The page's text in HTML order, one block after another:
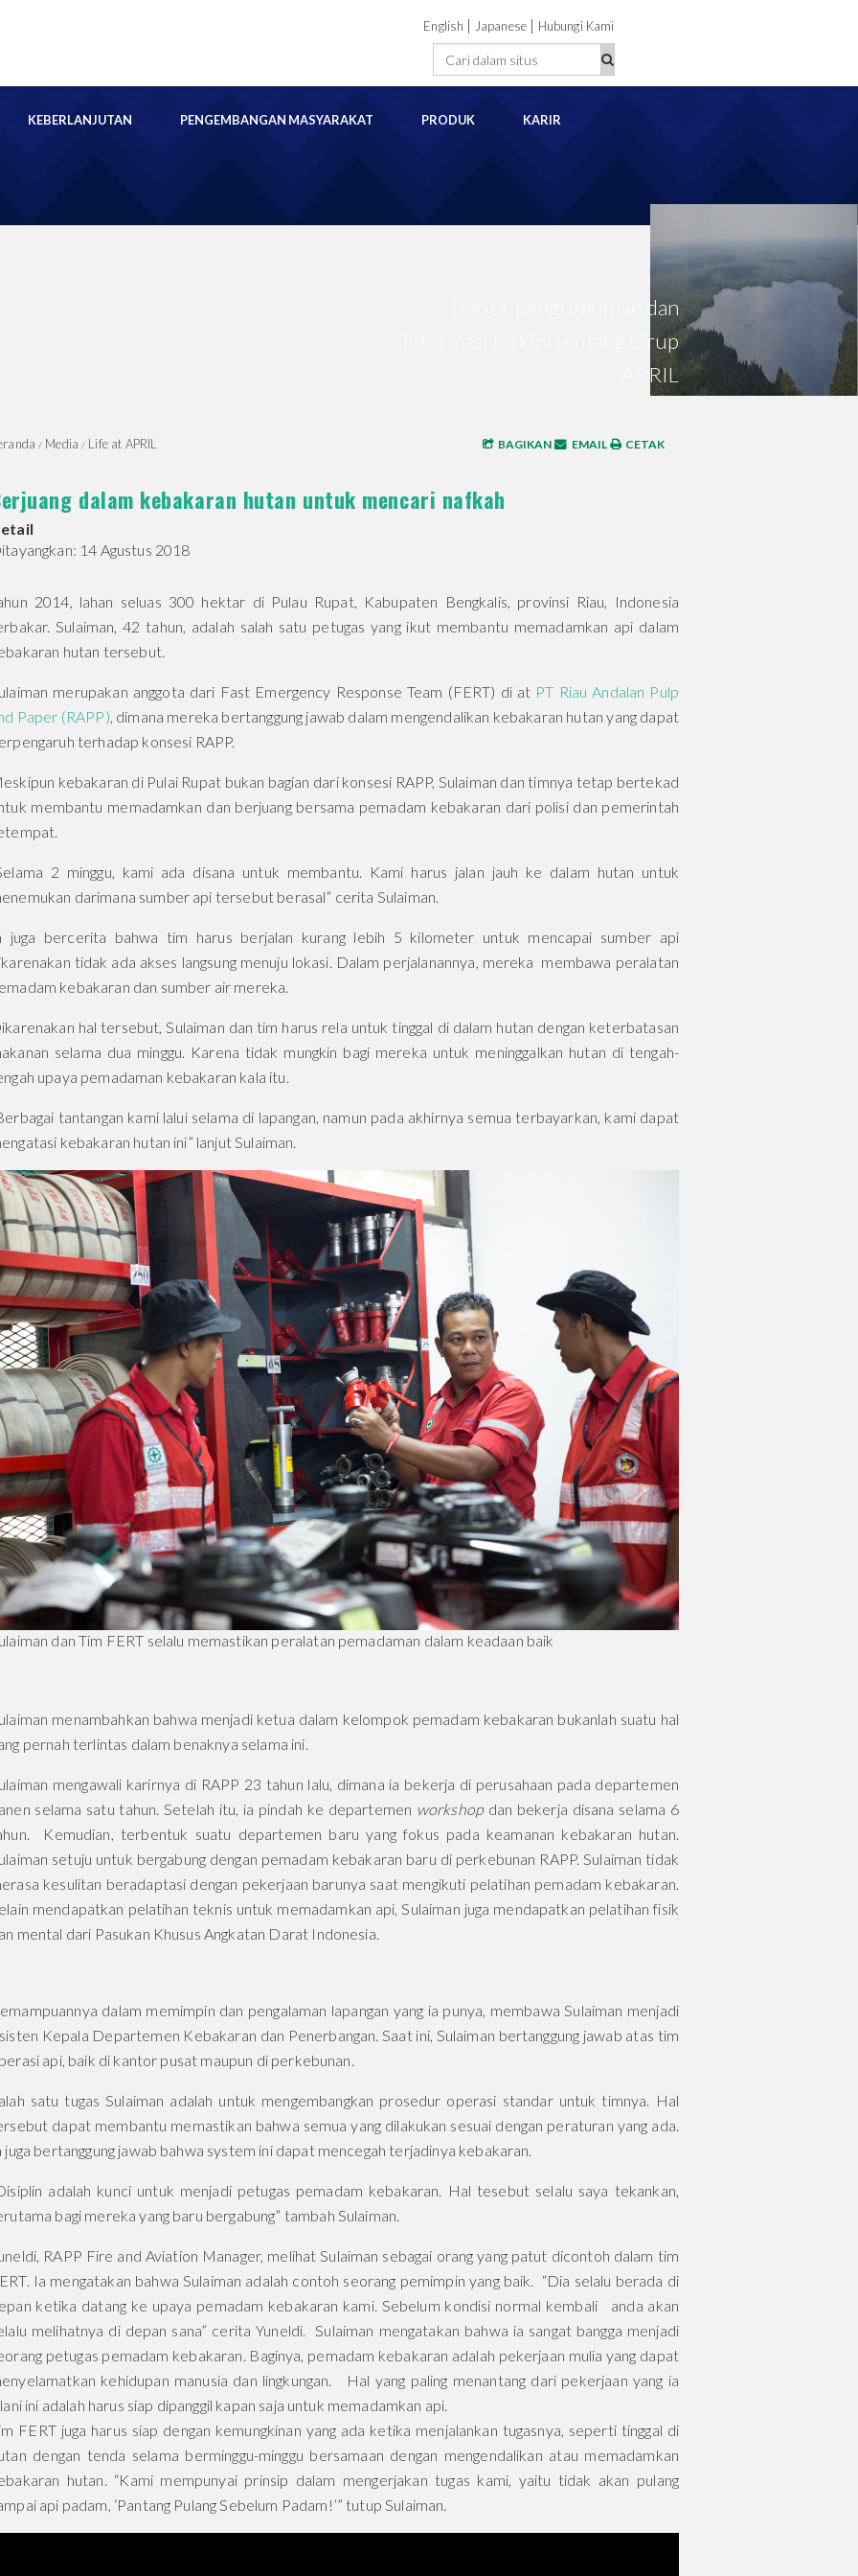
English | Japanese | Hubungi Kami
KEBERLANJUTAN PENGEMBANGAN MASYARAKAT PRODUK KARIR
Berita, pengumuman dan
informasi terkini tentang Grup
APRIL
Media Life at APRIL BAGIKAN EMAIL CETAK
dalam kebakaran hutan untuk mencari nafkah
14 Agustus 2018
2014, lahan seluas 300 hektar di Pulau Rupat, Kabupaten Bengkalis, provinsi Riau, Indonesia
Sulaiman, 42 tahun, adalah salah satu petugas yang ikut membantu memadamkan api dalam
hutan tersebut.
merupakan anggota dari Fast Emergency Response Team (FERT) di at PT Riau Andalan Pulp
Paper (RAPP), dimana mereka bertanggung jawab dalam mengendalikan kebakaran hutan yang dapat
terhadap konsesi RAPP.
kebakaran di Pulai Rupat bukan bagian dari konsesi RAPP, Sulaiman dan timnya tetap bertekad
membantu memadamkan dan berjuang bersama pemadam kebakaran dari polisi dan pemerintah
2 minggu, kami ada disana untuk membantu. Kami harus jalan jauh ke dalam hutan untuk
darimana sumber api tersebut berasal” cerita Sulaiman.
juga bercerita bahwa tim harus berjalan kurang lebih 5 kilometer untuk mencapai sumber api
tidak ada akses langsung menuju lokasi. Dalam perjalanannya, mereka membawa peralatan
kebakaran dan sumber air mereka.
hal tersebut, Sulaiman dan tim harus rela untuk tinggal di dalam hutan dengan keterbatasan
selama dua minggu. Karena tidak mungkin bagi mereka untuk meninggalkan hutan di tengah-
upaya pemadaman kebakaran kala itu.
tantangan kami lalui selama di lapangan, namun pada akhirnya semua terbayarkan, kami dapat
kebakaran hutan ini” lanjut Sulaiman.
dan Tim FERT selalu memastikan peralatan pemadaman dalam keadaan baik
menambahkan bahwa menjadi ketua dalam kelompok pemadam kebakaran bukanlah suatu hal
pernah terlintas dalam benaknya selama ini.
mengawali karirnya di RAPP 23 tahun lalu, dimana ia bekerja di perusahaan pada departemen
selama satu tahun. Setelah itu, ia pindah ke departemen workshopdan bekerja disana selama 6
Kemudian, terbentuk suatu departemen baru yang fokus pada keamanan kebakaran hutan.
setuju untuk bergabung dengan pemadam kebakaran baru di perkebunan RAPP. Sulaiman tidak
kesulitan beradaptasi dengan pekerjaan barunya saat mengikuti pelatihan pemadam kebakaran.
mendapatkan pelatihan teknis untuk memadamkan api, Sulaiman juga mendapatkan pelatihan fisik
mental dari Pasukan Khusus Angkatan Darat Indonesia.
dalam memimpin dan pengalaman lapangan yang ia punya, membawa Sulaiman menjadi
Kepala Departemen Kebakaran dan Penerbangan. Saat ini, Sulaiman bertanggung jawab atas tim
api, baik di kantor pusat maupun di perkebunan.
satu tugas Sulaiman adalah untuk mengembangkan prosedur operasi standar untuk timnya. Hal
dapat membantu memastikan bahwa semua yang dilakukan sesuai dengan peraturan yang ada.
juga bertanggung jawab bahwa system ini dapat mencegah terjadinya kebakaran.
adalah kunci untuk menjadi petugas pemadam kebakaran. Hal tesebut selalu saya tekankan,
bagi mereka yang baru bergabung” tambah Sulaiman.
RAPP Fire and Aviation Manager, melihat Sulaiman sebagai orang yang patut dicontoh dalam tim
Ia mengatakan bahwa Sulaiman adalah contoh seorang pemimpin yang baik. “Dia selalu berada di
ketika datang ke upaya pemadam kebakaran kami. Sebelum kondisi normal kembali anda akan
melihatnya di depan sana” cerita Yuneldi. Sulaiman mengatakan bahwa ia sangat bangga menjadi
petugas pemadam kebakaran. Baginya, pemadam kebakaran adalah pekerjaan mulia yang dapat
kehidupan manusia dan lingkungan. Hal yang paling menantang dari pekerjaan yang ia
ini adalah harus siap dipanggil kapan saja untuk memadamkan api.
FERT juga harus siap dengan kemungkinan yang ada ketika menjalankan tugasnya, seperti tinggal di
dengan tenda selama berminggu-minggu bersamaan dengan mengendalikan atau memadamkan
hutan. “Kami mempunyai prinsip dalam mengerjakan tugas kami, yaitu tidak akan pulang
api padam, ‘Pantang Pulang Sebelum Padam!’” tutup Sulaiman.